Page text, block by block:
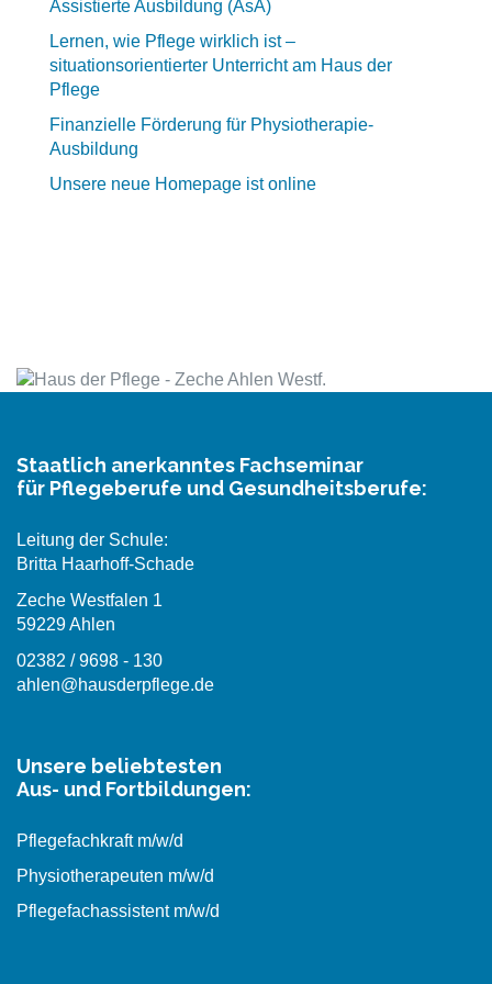
Assistierte Ausbildung (AsA)
Lernen, wie Pflege wirklich ist –
situationsorientierter Unterricht am Haus der
Pflege
Finanzielle Förderung für Physiotherapie-
Ausbildung
Unsere neue Homepage ist online
Staatlich anerkanntes Fachseminar
für Pflegeberufe und Gesundheitsberufe:
Leitung der Schule:
Britta Haarhoff-Schade
Zeche Westfalen 1
59229 Ahlen
02382 / 9698 - 130
ahlen@hausderpflege.de
Unsere beliebtesten
Aus- und Fortbildungen:
Pflegefachkraft m/w/d
Physiotherapeuten m/w/d
Pflegefachassistent m/w/d